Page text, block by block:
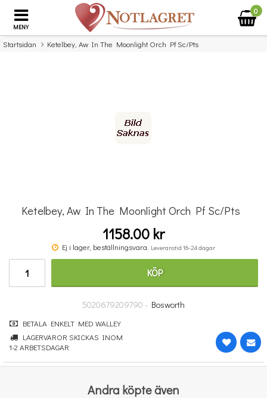
MENY
0
Startsidan Ketelbey, Aw In The Moonlight Orch Pf Sc/Pts
E Chabrier: Espana (Come To The Dance)
Ketelbey, Aw In The Moonlight Orch Pf Sc/Pts
1158.00 kr
Ej i lager, beställningsvara. Leveranstid 16-24 dagar
KÖP
5020679209790 - Bosworth
BETALA ENKELT MED WALLEY
LAGERVAROR SKICKAS INOM
1-2 ARBETSDAGAR
Andra köpte även